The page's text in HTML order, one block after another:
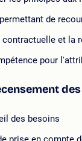
de
et la
pour
des besoins